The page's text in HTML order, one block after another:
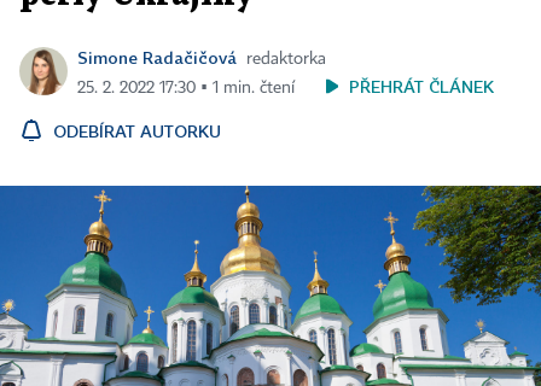
Simone Radačičová
redaktorka
25. 2. 2022 17:30 ▪ 1 min. čtení
PŘEHRÁT ČLÁNEK
ODEBÍRAT AUTORKU